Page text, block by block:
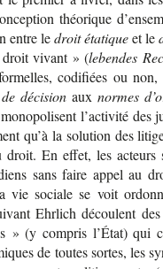
théo­rique
entre ledroit étatiqueet le
vivant » (lebendes
codi­fiées ou
décision aux normes
l’ac­ti­vité des
qu’à la solu­tion des
En effet, les acteurs
sans faire appel au
vie sociale se voit
Ehr­lich découlent
» (y com­pris l’État) qui
de toutes sortes, les